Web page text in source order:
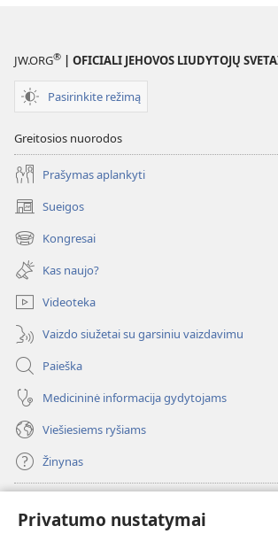
Privatumo nustatymai
JW.ORG® | OFICIALI JEHOVOS LIUDYTOJŲ
Pasirinkite režimą
Greitosios nuorodos
Prašymas aplankyti
Sueigos
(atsiveria
naujas
langas)
Kongresai
(atsiveria
naujas
langas)
Kas naujo?
Videoteka
Vaizdo siužetai su garsiniu vaizdavimu
Paieška
Medicininė informacija gydytojams
Viešiesiems ryšiams
Žinynas
(atsiveria
naujas